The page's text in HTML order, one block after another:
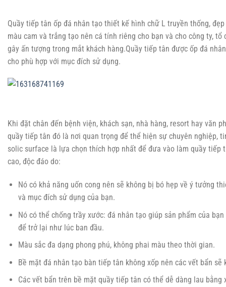
Quầy tiếp tân ốp đá nhân tạo thiết kế hình chữ L truyền thống,
màu cam và trắng tạo nên cá tính riêng cho bạn và cho công ty,
gây ấn tượng trong mắt khách hàng.Quầy tiếp tân được ốp đá
cho phù hợp với mục đích sử dụng.
Khi đặt chân đến bệnh viện, khách sạn, nhà hàng, resort hay văn
quầy tiếp tân đó là nơi quan trọng để thể hiện sự chuyên nghiệp,
solic surface là lựa chọn thích hợp nhất để đưa vào làm quầy
cao, độc đáo do:
Nó có khả năng uốn cong nên sẽ không bị bó hẹp về ý tưởng
và mục đích sử dụng của bạn.
Nó có thể chống trầy xước: đá nhân tạo giúp sản phẩm của
để trở lại như lúc ban đầu.
Màu sắc đa dạng phong phú, không phai màu theo thời gian.
Bề mặt đá nhân tạo bàn tiếp tân không xốp nên các vết bẩn sẽ
Các vết bẩn trên bề mặt quầy tiếp tân có thể dễ dàng lau